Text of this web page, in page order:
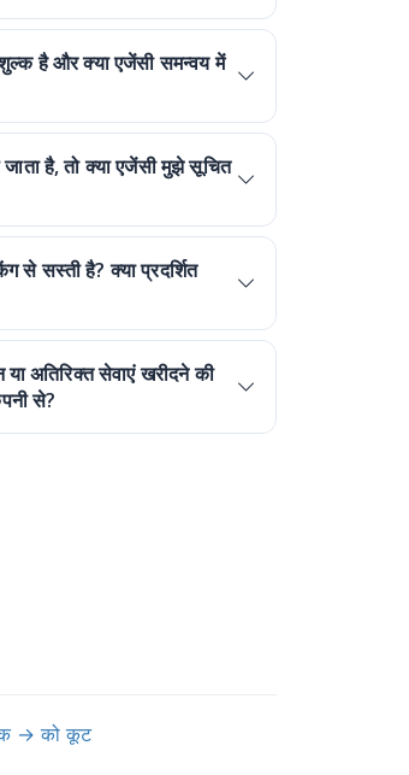
शुल्क है और क्या एजेंसी समन्वय में
है, तो क्या एजेंसी मुझे सूचित
सस्ती है? क्या प्रदर्शित
अतिरिक्त सेवाएं खरीदने की
से?
→ को कूट